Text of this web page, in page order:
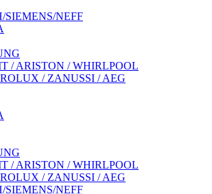
SIEMENS/NEFF
/ ARISTON / WHIRLPOOL
/ ZANUSSI / AEG
/ ARISTON / WHIRLPOOL
/ ZANUSSI / AEG
SIEMENS/NEFF